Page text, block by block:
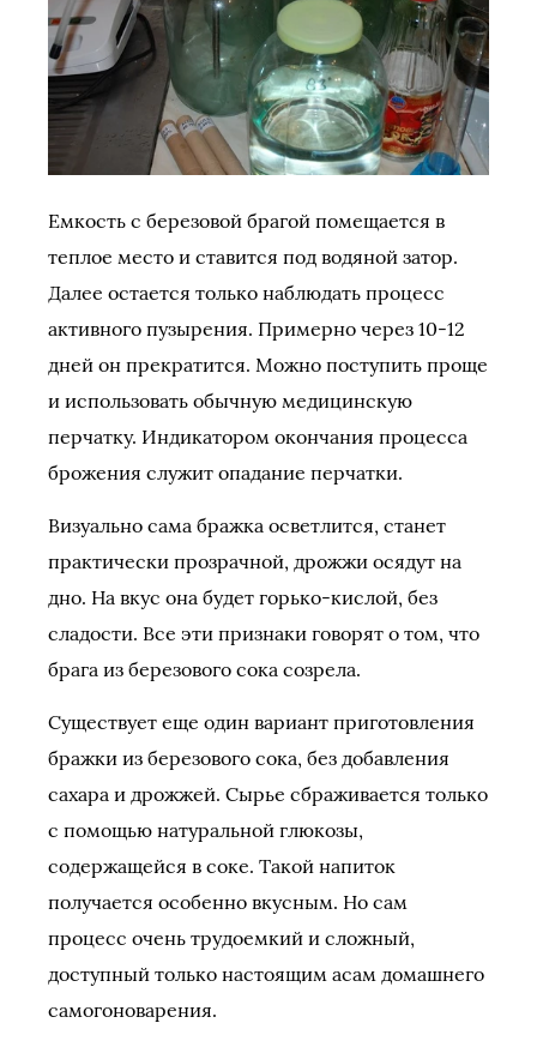
Емкость с березовой брагой помещается в
теплое место и ставится под водяной затор.
Далее остается только наблюдать процесс
активного пузырения. Примерно через 10-12
дней он прекратится. Можно поступить проще
и использовать обычную медицинскую
перчатку. Индикатором окончания процесса
брожения служит опадание перчатки.
Визуально сама бражка осветлится, станет
практически прозрачной, дрожжи осядут на
дно. На вкус она будет горько-кислой, без
сладости. Все эти признаки говорят о том, что
брага из березового сока созрела.
Существует еще один вариант приготовления
бражки из березового сока, без добавления
сахара и дрожжей. Сырье сбраживается только
с помощью натуральной глюкозы,
содержащейся в соке. Такой напиток
получается особенно вкусным. Но сам
процесс очень трудоемкий и сложный,
доступный только настоящим асам домашнего
самогоноварения.